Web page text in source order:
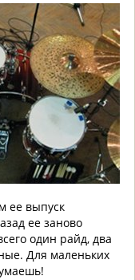
ее выпуск
ее заново
один райд, два
Для маленьких